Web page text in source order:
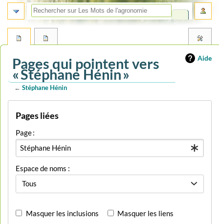
Aide
Pages qui pointent vers
« Stéphane Hénin »
←Stéphane Hénin
navigation
recherche
Pages liées
Page :
Espace de noms :
Tous
Masquer les inclusions Masquer les liens